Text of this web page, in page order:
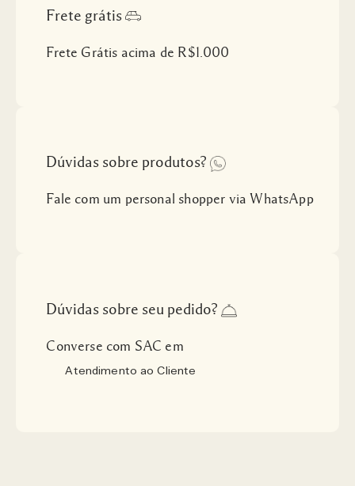
Frete grátis
Frete Grátis acima de R$1.000
Dúvidas sobre produtos?
Fale com um personal shopper via WhatsApp
Dúvidas sobre seu pedido?
Converse com SAC em
Atendimento ao Cliente